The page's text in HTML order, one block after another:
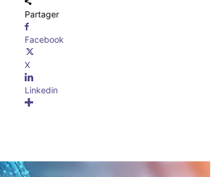
Partager
Facebook
X
Linkedin